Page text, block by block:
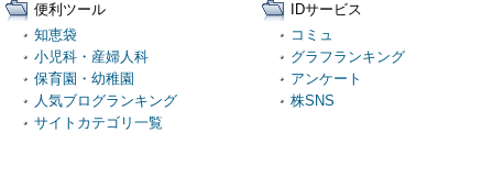
便利ツール
知恵袋
小児科・産婦人科
保育園・幼稚園
人気ブログランキング
サイトカテゴリ一覧
IDサービス
コミュ
グラフランキング
アンケート
株SNS